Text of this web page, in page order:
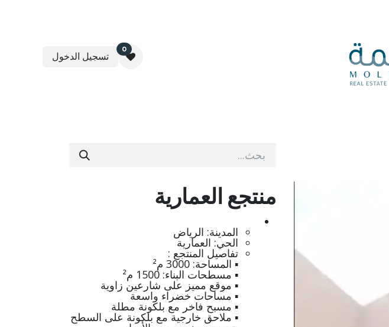
0
تسجيل الدخول
منتجع العمارية
المدينة: الرياض
الحي: العمارية
تفاصيل المنتجع :
▪️ المساحة: 3000 م²
▪️ مسطحات البناء: 1500 م²
▪️ موقع مميز على شارعين زاوية
▪️ مساحات خضراء واسعة
▪️ مسبح فاخر مع بلكونة مطلة
▪️ ملاحق خارجية مع بلكونة على السطح